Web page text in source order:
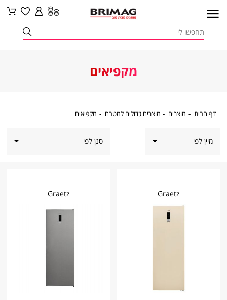
מקפיאים
דף הבית דף מוצרים מוצרים
מוצרים גדולים למטבח מוצרים
גדולים
מקפיאים
סנן לפי
Graetz
Graetz